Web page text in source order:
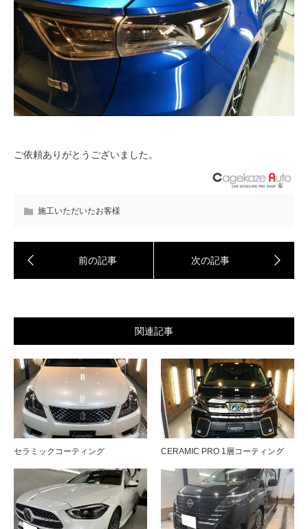
ご依頼ありがとうございました。
施工いただいたお客様
関連記事
セラミックコーティング CERAMIC PRO 1層コーティング